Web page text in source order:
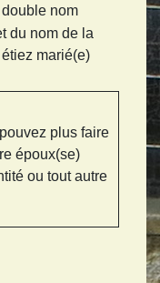
nom
du nom de la
marié(e)
plus faire
époux(se)
ou tout autre